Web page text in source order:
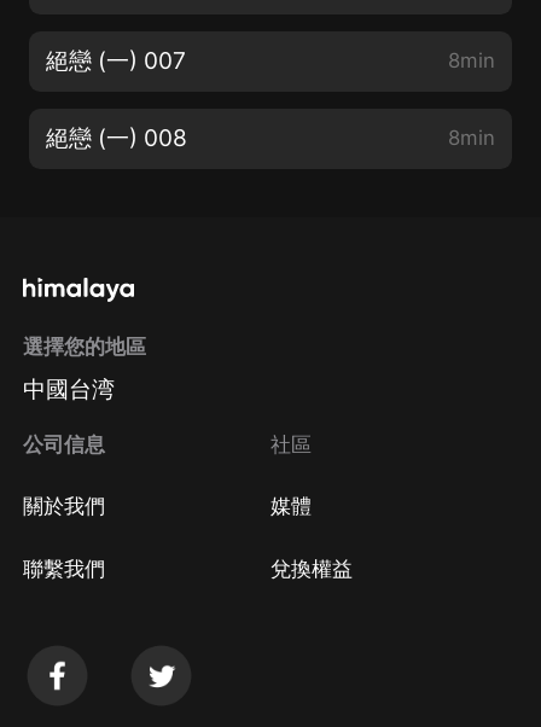
絕戀 (一) 007 8min
絕戀 (一) 008 8min
選擇您的地區
中國台湾
公司信息
關於我們
聯繫我們
社區
媒體
兌換權益